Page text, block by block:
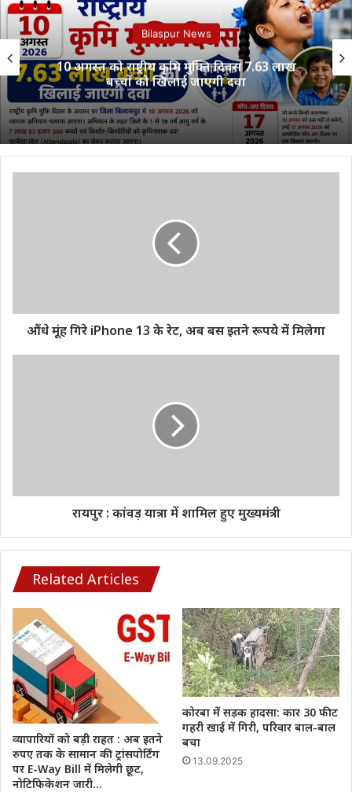
Bilaspur News
कृमि मुक्ति दिवस 7.63 लाख
को खिलाई जाएगी दवा
Patna
उग्र भीड़ ने
बस
इतनेऔंधे मूंह गिरे iPhone 13 के रेट, अब बस इतने रूपये में मिलेगा
रायपुर : कांवड़ यात्रा में शामिल हुए मुख्यमंत्री
Related Articles
व्यापारियों को बड़ी राहत : अब इतने
रुपए तक के सामान की ट्रांसपोर्टिंग
पर E-Way Bill में मिलेगी छूट,
नोटिफिकेशन जारी…
कोरबा में सड़क हादसा: कार 30 फीट
गहरी खाई में गिरी, परिवार बाल-बाल
बचा
13.09.2025